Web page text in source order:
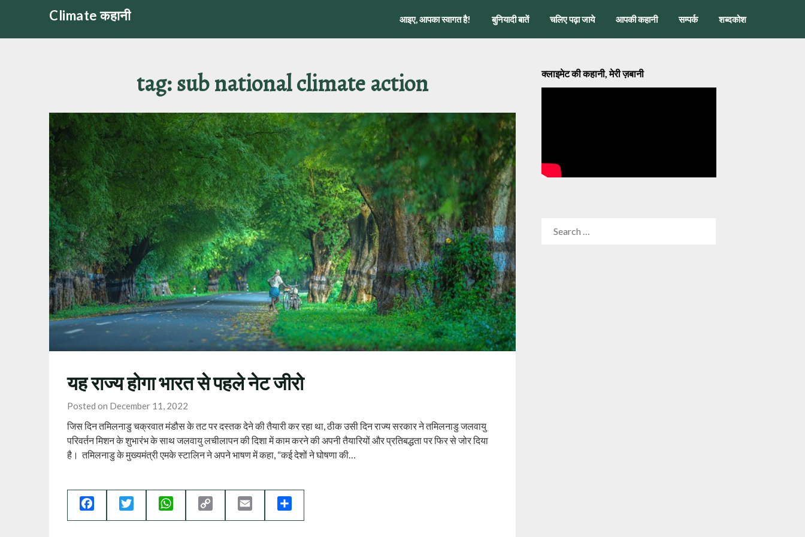
content
Climate कहानी आइए, आपका स्वागत है! बुनियादी बातें चलिए पढ़ा जाये आपकी कहानी सम्पर्क शब्दकोश
tag:sub national climate action
यह राज्य होगा भारत से पहले नेट जीरो
Posted on December 11, 2022
जिस दिन तमिलनाडु चक्रवात मंडौस के तट पर दस्तक देने की तैयारी कर रहा था, ठीक उसी दिन राज्य सरकार ने तमिलनाडु जलवायु
परिवर्तन मिशन के शुभारंभ के साथ जलवायु लचीलापन की दिशा में काम करने की अपनी तैयारियों और प्रतिबद्धता पर फिर से जोर दिया
है। तमिलनाडु के मुख्यमंत्री एमके स्टालिन ने अपने भाषण में कहा, “कई देशों ने घोषणा की…
Facebook Twitter WhatsApp
Link
क्लाइमेट की कहानी, मेरी ज़बानी